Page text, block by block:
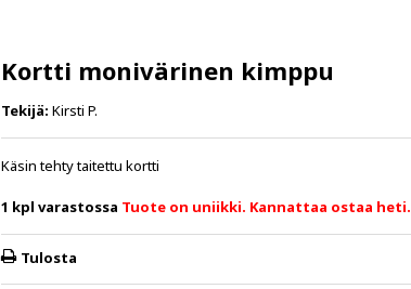
Kortti monivärinen kimppu
Tekijä: Kirsti P.
Käsin tehty taitettu kortti
1 kpl varastossa Tuote on uniikki. Kannattaa ostaa heti.
Tulosta